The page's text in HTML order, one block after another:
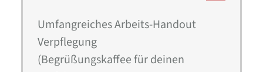
Umfangreiches Arbeits-Handout
Verpflegung
(Begrüßungskaffee für deinen